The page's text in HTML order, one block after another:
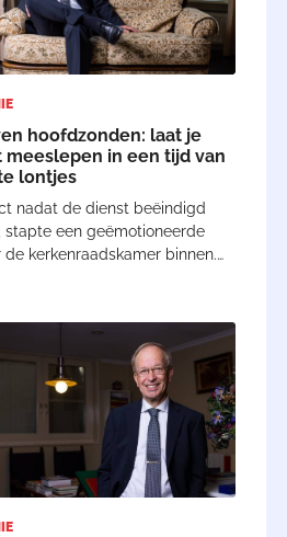
hoofdzonden: laat je
meeslepen in een tijd van
lontjes
nadat de dienst beëindigd
stapte een geëmotioneerde
de kerkenraadskamer binnen.
gebleven of ik wel of
achter Israël stond. Nadat hij mij